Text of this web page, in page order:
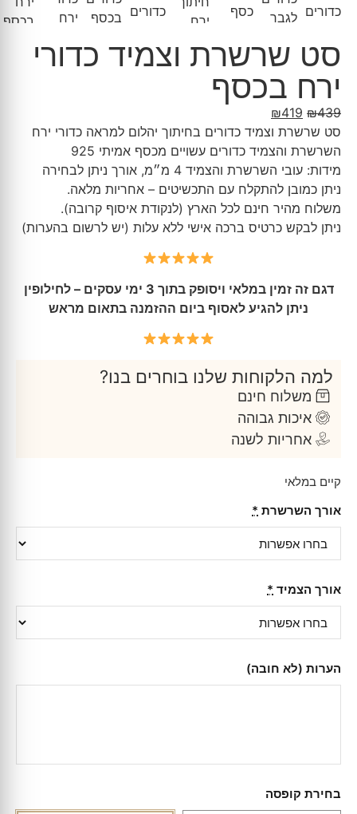
סט שרשרת וצמיד כדורי
ירח בכסף
₪439
₪419
סט שרשרת וצמיד כדורים בחיתוך יהלום למראה כדורי ירח
השרשרת והצמיד כדורים עשויים מכסף אמיתי 925
מידות: עובי השרשרת והצמיד 4 מ״מ, אורך ניתן לבחירה
ניתן כמובן להתקלח עם התכשיטים – אחריות מלאה.
משלוח מהיר חינם לכל הארץ (לנקודת איסוף קרובה).
ניתן לבקש כרטיס ברכה אישי ללא עלות (יש לרשום בהערות)
דגם זה זמין במלאי ויסופק בתוך 3 ימי עסקים – לחילופין
ניתן להגיע לאסוף ביום ההזמנה בתאום מראש
למה הלקוחות שלנו בוחרים בנו?
משלוח חינם
איכות גבוהה
אחריות לשנה
קיים במלאי
אורך השרשרת *
אורך הצמיד *
הערות (לא חובה)
בחירת קופסה